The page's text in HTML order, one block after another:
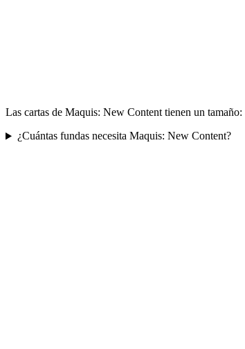
Las cartas de Maquis: New Content tienen un
¿Cuántas fundas necesita Maquis: New Content?